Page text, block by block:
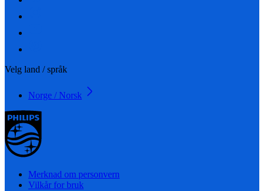
Velg land / språk
Norge / Norsk
Merknad om personvern
Vilkår for bruk